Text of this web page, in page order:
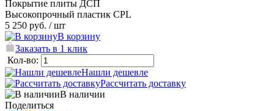
Покрытие плиты ДСП
Высокопрочный пластик CPL
5 250 руб. / шт
В корзину
Заказать в 1 клик
Кол-во:
Нашли дешевле
Рассчитать доставку
В наличии
Поделиться